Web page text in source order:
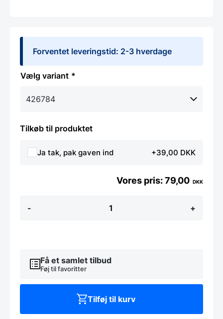
Forventet leveringstid: 2-3 hverdage
variant
Tilkøb til produktet
Ja tak, pak gaven ind +39,00 DKK
-
Rektangulær
+
79,00 DKK
Få et samlet tilbud
Føj til favoritter
Tilføj til kurv